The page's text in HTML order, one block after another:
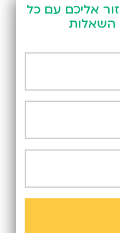
אליכם עם כל
השאלות